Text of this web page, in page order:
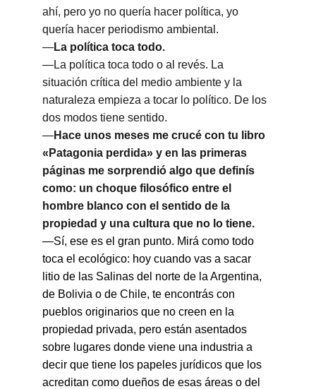
ahí, pero yo no quería hacer política, yo
quería hacer periodismo ambiental.
—La política toca todo.
—La política toca todo o al revés. La
situación crítica del medio ambiente y la
naturaleza empieza a tocar lo político. De los
dos modos tiene sentido.
—Hace unos meses me crucé con tu libro
«Patagonia perdida» y en las primeras
páginas me sorprendió algo que definís
como: un choque filosófico entre el
hombre blanco con el sentido de la
propiedad y una cultura que no lo tiene.
—Sí, ese es el gran punto. Mirá como todo
toca el ecológico: hoy cuando vas a sacar
litio de las Salinas del norte de la Argentina,
de Bolivia o de Chile, te encontrás con
pueblos originarios que no creen en la
propiedad privada, pero están asentados
sobre lugares donde viene una industria a
decir que tiene los papeles jurídicos que los
acreditan como dueños de esas áreas o del